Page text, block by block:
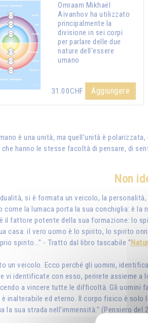
Omraam Mikhaël
Aïvanhov ha utilizzato
principalmente la
divisione in sei corpi
per parlare delle due
nature dell'essere
umano
31.00CHF Aggiungere
è una unità, ma quell’unità è
hanno le stesse facoltà di pensare, di
Non
si è formata un veicolo, la
la lumaca porta la sua conchiglia: è la
il fattore potente della sua formazione: lo
casa: il vero uomo è lo spirito, lo spirito
spirito…" - Tratto dal libro tascabile "
un veicolo. Ecco perché gli uomini,
vi identificate con esso, perirete assieme
a vincere tutte le difficoltà. Gli uomini
inalterabile ed eterno. Il corpo fisico è
la sua strada nell’immensità." (Pensiero del